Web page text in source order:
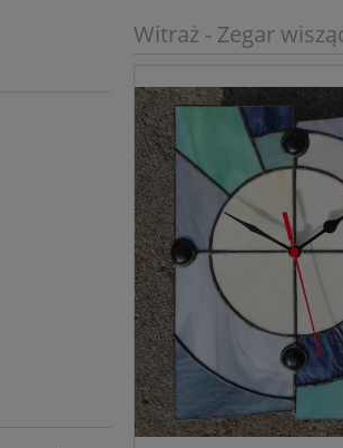
Witraż - Zegar
Cena nie
płatności